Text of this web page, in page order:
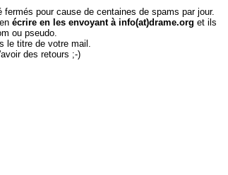
fermés pour cause de centaines de spams par jour.
écrire en les envoyant à info(at)drame.org et ils
ou pseudo.
le titre de votre mail.
des retours ;-)